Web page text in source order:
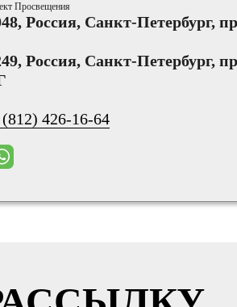
Просвещения
Россия, Санкт-Петербург,
Россия, Санкт-Петербург,
(812) 426-16-64